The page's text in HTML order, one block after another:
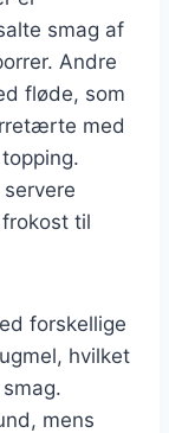
smag af
Andre
fløde, som
med
til
forskellige
hvilket
mens